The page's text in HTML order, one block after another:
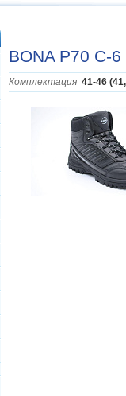
BONA P70 C-6
Комплектация 41-46